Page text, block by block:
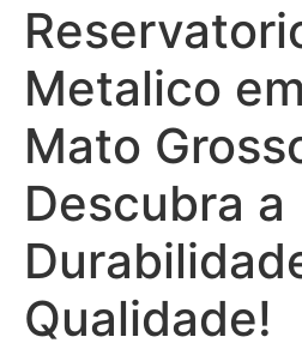
Metalico
Mato
Descubra a
Qualidade!